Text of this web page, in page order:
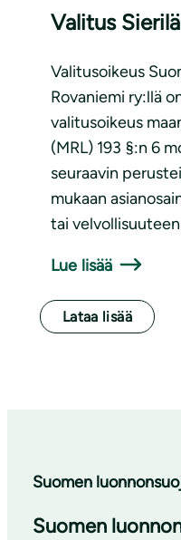
Valitus
Valitusoikeus
Rovaniemi ry:llä
valitusoikeus
(MRL) 193 §:n 6
seuraavin
mukaan
tai
Lue lisää
Lataa lisää
Suomen
Suomen